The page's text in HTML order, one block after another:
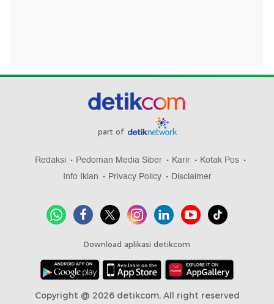
part of
Redaksi Pedoman Media Siber Karir
Kotak Pos
Info Iklan
Privacy Policy Disclaimer
Download aplikasi detikcom
Copyright @ 2026 detikcom, All right reserved